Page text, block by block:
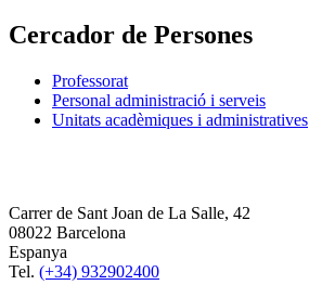
Cercador de Persones
Professorat
Personal administració i serveis
Unitats acadèmiques i administratives
Carrer de Sant Joan de La Salle, 42
08022 Barcelona
Espanya
Tel. (+34) 932902400